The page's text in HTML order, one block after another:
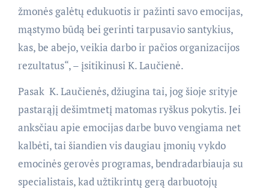
žmonės galėtų edukuotis ir pažinti savo emocijas,
mąstymo būdą bei gerinti tarpusavio santykius,
kas, be abejo, veikia darbo ir pačios organizacijos
rezultatus“, – įsitikinusi K. Laučienė.
Pasak K. Laučienės, džiugina tai, jog šioje srityje
pastarąjį dešimtmetį matomas ryškus pokytis. Jei
anksčiau apie emocijas darbe buvo vengiama net
kalbėti, tai šiandien vis daugiau įmonių vykdo
emocinės gerovės programas, bendradarbiauja su
specialistais, kad užtikrintų gerą darbuotojų